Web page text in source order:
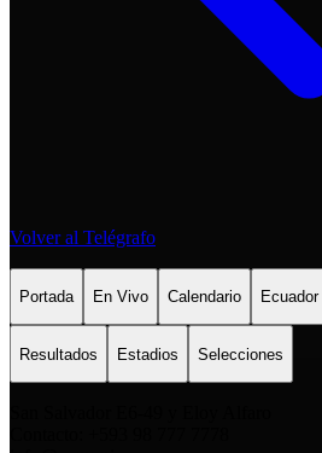
Volver al Telégrafo
Portada En Vivo Calendario Ecuador
Resultados Estadios Selecciones